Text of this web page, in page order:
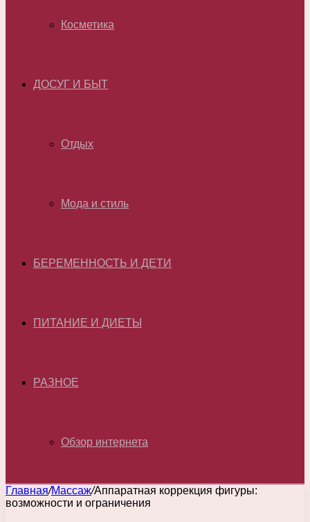
Косметика
ДОСУГ И БЫТ
Отдых
Мода и стиль
БЕРЕМЕННОСТЬ И ДЕТИ
ПИТАНИЕ И ДИЕТЫ
РАЗНОЕ
Обзор интернета
Главная/Массаж/Аппаратная коррекция фигуры:
возможности и ограничения